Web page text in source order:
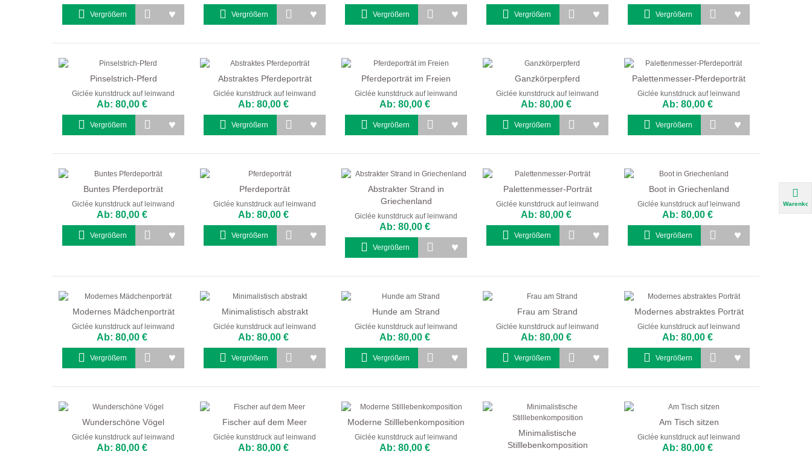
Vergrößern Vergrößern Vergrößern Vergrößern Vergrößern
Pinselstrich-Pferd
Giclée kunstdruck auf leinwand
Ab: 80,00 €
Vergrößern
Abstraktes Pferdeporträt
Giclée kunstdruck auf leinwand
Ab: 80,00 €
Vergrößern
Pferdeporträt im Freien
Giclée kunstdruck auf leinwand
Ab: 80,00 €
Vergrößern
Ganzkörperpferd
Giclée kunstdruck auf leinwand
Ab: 80,00 €
Vergrößern
Palettenmesser-Pferdeporträt
Giclée kunstdruck auf leinwand
Ab: 80,00 €
Vergrößern
Buntes Pferdeporträt
Giclée kunstdruck auf leinwand
Ab: 80,00 €
Vergrößern
Pferdeporträt
Giclée kunstdruck auf leinwand
Ab: 80,00 €
Vergrößern
Abstrakter Strand in
Griechenland
Giclée kunstdruck auf leinwand
Ab: 80,00 €
Vergrößern
Palettenmesser-Porträt
Giclée kunstdruck auf leinwand
Ab: 80,00 €
Vergrößern
Boot in Griechenland
Giclée kunstdruck auf leinwand
Ab: 80,00 €
Vergrößern
Modernes Mädchenporträt
Giclée kunstdruck auf leinwand
Ab: 80,00 €
Vergrößern
Minimalistisch abstrakt
Giclée kunstdruck auf leinwand
Ab: 80,00 €
Vergrößern
Hunde am Strand
Giclée kunstdruck auf leinwand
Ab: 80,00 €
Vergrößern
Frau am Strand
Giclée kunstdruck auf leinwand
Ab: 80,00 €
Vergrößern
Modernes abstraktes Porträt
Giclée kunstdruck auf leinwand
Ab: 80,00 €
Vergrößern
Wunderschöne Vögel
Giclée kunstdruck auf leinwand
Ab: 80,00 €
Fischer auf dem Meer
Giclée kunstdruck auf leinwand
Ab: 80,00 €
Moderne Stilllebenkomposition
Giclée kunstdruck auf leinwand
Ab: 80,00 €
Minimalistische
Stilllebenkomposition
Am Tisch sitzen
Giclée kunstdruck auf leinwand
Ab: 80,00 €